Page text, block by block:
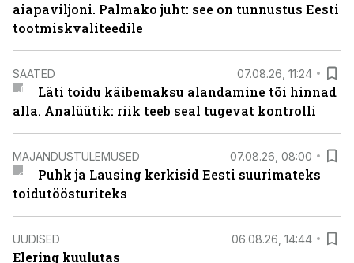
aiapaviljoni. Palmako juht: see on tunnustus Eesti
tootmiskvaliteedile
SAATED 07.08.26, 11:24
Läti toidu käibemaksu alandamine tõi hinnad
alla. Analüütik: riik teeb seal tugevat kontrolli
MAJANDUSTULEMUSED 07.08.26, 08:00
Puhk ja Lausing kerkisid Eesti suurimateks
toidutöösturiteks
UUDISED 06.08.26, 14:44
Elering kuulutas